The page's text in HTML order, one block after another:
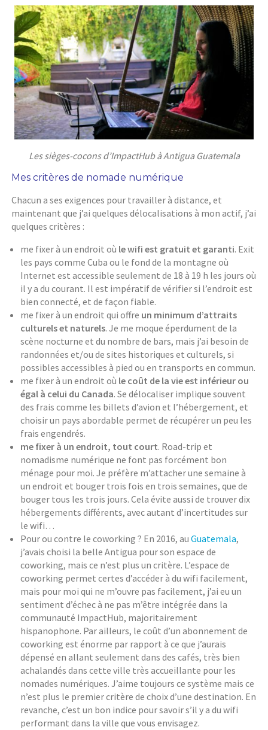
Les sièges-cocons d’ImpactHub à Antigua Guatemala
Mes critères de nomade numérique
Chacun a ses exigences pour travailler à distance, et
maintenant que j’ai quelques délocalisations à mon actif, j’ai
quelques critères :
me fixer à un endroit où le wifi est gratuit et garanti. Exit
les pays comme Cuba ou le fond de la montagne où
Internet est accessible seulement de 18 à 19 h les jours où
il y a du courant. Il est impératif de vérifier si l’endroit est
bien connecté, et de façon fiable.
me fixer à un endroit qui offre un minimum d’attraits
culturels et naturels. Je me moque éperdument de la
scène nocturne et du nombre de bars, mais j’ai besoin de
randonnées et/ou de sites historiques et culturels, si
possibles accessibles à pied ou en transports en commun.
me fixer à un endroit où le coût de la vie est inférieur ou
égal à celui du Canada. Se délocaliser implique souvent
des frais comme les billets d’avion et l’hébergement, et
choisir un pays abordable permet de récupérer un peu les
frais engendrés.
me fixer à un endroit, tout court. Road-trip et
nomadisme numérique ne font pas forcément bon
ménage pour moi. Je préfère m’attacher une semaine à
un endroit et bouger trois fois en trois semaines, que de
bouger tous les trois jours. Cela évite aussi de trouver dix
hébergements différents, avec autant d’incertitudes sur
le wifi…
Pour ou contre le coworking ? En 2016, auGuatemala,
j’avais choisi la belle Antigua pour son espace de
coworking, mais ce n’est plus un critère. L’espace de
coworking permet certes d’accéder à du wifi facilement,
mais pour moi qui ne m’ouvre pas facilement, j’ai eu un
sentiment d’échec à ne pas m’être intégrée dans la
communauté ImpactHub, majoritairement
hispanophone. Par ailleurs, le coût d’un abonnement de
coworking est énorme par rapport à ce que j’aurais
dépensé en allant seulement dans des cafés, très bien
achalandés dans cette ville très accueillante pour les
nomades numériques. J’aime toujours ce système mais ce
n’est plus le premier critère de choix d’une destination. En
revanche, c’est un bon indice pour savoir s’il y a du wifi
performant dans la ville que vous envisagez.